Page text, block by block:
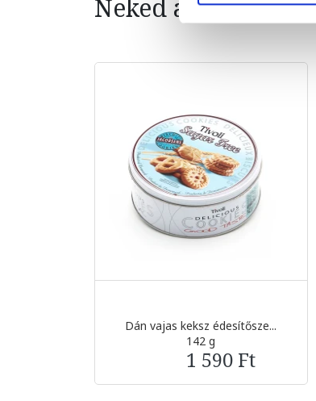
Neked ajánljuk
Dán vajas keksz édesítősze...
142 g
1 590 Ft